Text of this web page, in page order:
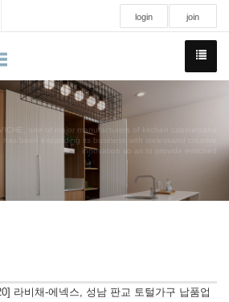
login join
one of major manufacturers of kitchen cabinetsand
been expanding its business with tirelessand creative
innovation so as to provide enriched
라비채-에넥스, 성남 판교 토털가구 납품업